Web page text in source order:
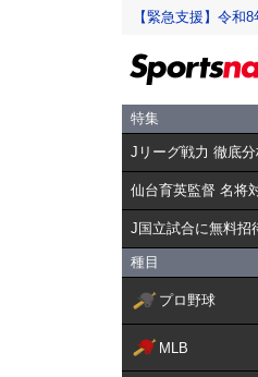
【緊急支援】令和
特集
Jリーグ戦力 徹底
仙台育英監督 名将
J国立試合に無料招
種目
プロ野球
MLB